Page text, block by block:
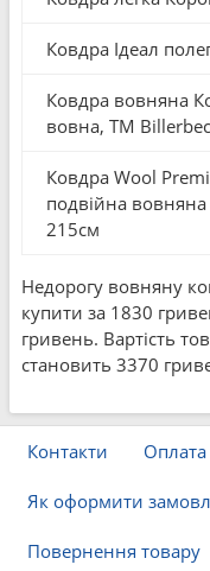
Ковдра Ідеал
Ковдра вовняна
вовна, ТМ
Ковдра Wool
подвійна
215см
Недорогу вовняну
купити за 1830
гривень. Вартість
становить 3370
Контакти Оплата
Як оформити
Повернення товару